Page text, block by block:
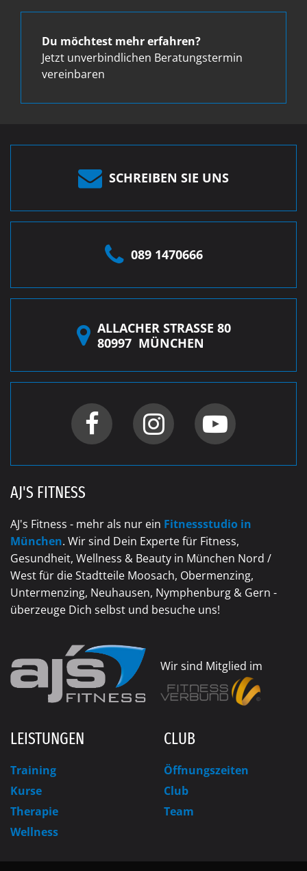
Du möchtest mehr erfahren?
Jetzt unverbindlichen Beratungstermin
vereinbaren
SCHREIBEN SIE UNS
089 1470666
ALLACHER STRASSE 80
80997 MÜNCHEN
AJ'S FITNESS
AJ's Fitness - mehr als nur ein Fitnessstudio in
München. Wir sind Dein Experte für Fitness,
Gesundheit, Wellness & Beauty in München Nord /
West für die Stadtteile Moosach, Obermenzing,
Untermenzing, Neuhausen, Nymphenburg & Gern -
überzeuge Dich selbst und besuche uns!
Wir sind Mitglied im
LEISTUNGEN
Training
Kurse
Therapie
Wellness
CLUB
Öffnungszeiten
Club
Team